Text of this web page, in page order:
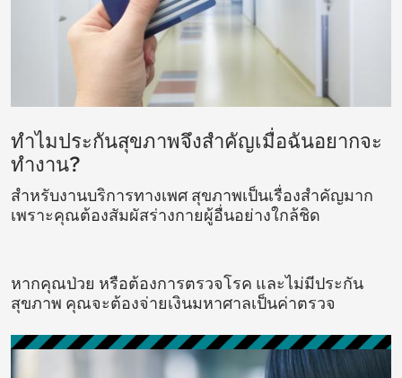
ทำไมประกันสุขภาพจึงสำคัญเมื่อฉันอยากจะ
ทำงาน?
สำหรับงานบริการทางเพศ สุขภาพเป็นเรื่องสำคัญมาก
เพราะคุณต้องสัมผัสร่างกายผู้อื่นอย่างใกล้ชิด
หากคุณป่วย หรือต้องการตรวจโรค และไม่มีประกัน
สุขภาพ คุณจะต้องจ่ายเงินมหาศาลเป็นค่าตรวจ